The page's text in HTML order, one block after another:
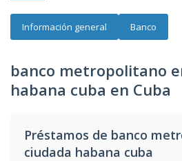
Información general Banco
banco metropolitano
habana cuba en Cuba
Préstamos de banco
ciudada habana cuba